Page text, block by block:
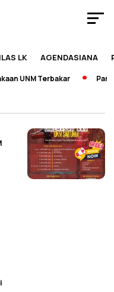
LK AGENDASIANA
UNM Terbakar